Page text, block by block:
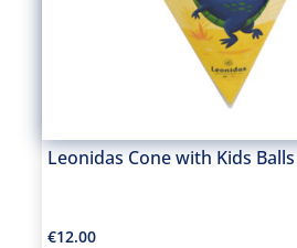
Leonidas Cone with Kids Balls
€12.00